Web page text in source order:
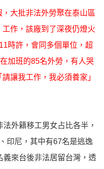
大批非法外勞聚在泰山區
工作，該廠到了深夜仍燈火
時許，會同多個單位，超
加班的85名外勞，有人哭
讓我工作，我必須養家」
外籍移工男女占比各半，
印尼，其中有67名是逃逸
來台後非法居留台灣，透